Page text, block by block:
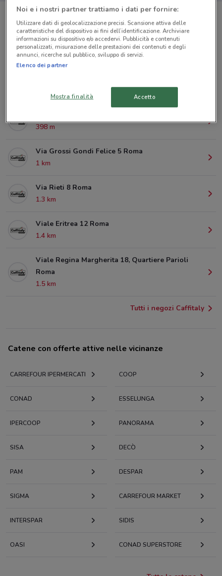
Negozi Caffitaly a Roma
398 m
Via Grossi Gondi Felice 5 Roma
1 km
Via Rieti 8 Roma
1.3 km
Viale Eritrea 12 Roma
1.4 km
Viale Regina Margherita 18, Quartiere Parioli
Roma
1.5 km
Tutti i negozi Caffitaly
Catene con offerte attive nelle vicinanze
CARREFOUR IPERMERCATI COOP
CONAD ESSELUNGA
IPERCOOP PANORAMA
SISA DECÒ
PAM DESPAR
SIGMA CARREFOUR MARKET
INTERSPAR SIDIS
OASI CONAD SUPERSTORE
Noi e i nostri partner trattiamo i dati per fornire:
Utilizzare dati di geolocalizzazione precisi. Scansione attiva delle
caratteristiche del dispositivo ai fini dell’identificazione. Archiviare
informazioni su dispositivo e/o accedervi. Pubblicità e contenuti
personalizzati, misurazione delle prestazioni dei contenuti e degli
annunci, ricerche sul pubblico, sviluppo di servizi.
Elenco dei partner
Mostra finalità Accetto